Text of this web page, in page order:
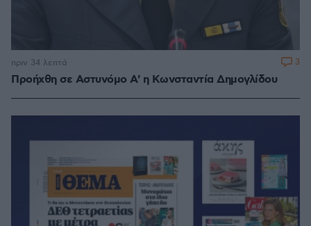
Προήχθη σε Αστυνόμο Α' η Κωνσταντία Δημογλίδου
πριν 34 λεπτά 3